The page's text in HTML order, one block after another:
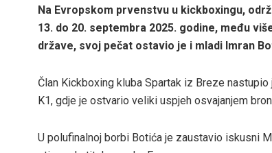
Na Evropskom prvenstvu u kickboxingu,
13. do 20. septembra 2025. godine, među
države, svoj pečat ostavio je i mladi Imran
Član Kickboxing kluba Spartak iz Breze
K1, gdje je ostvario veliki uspjeh osvajanjem
U polufinalnoj borbi Botića je zaustavio iskusni